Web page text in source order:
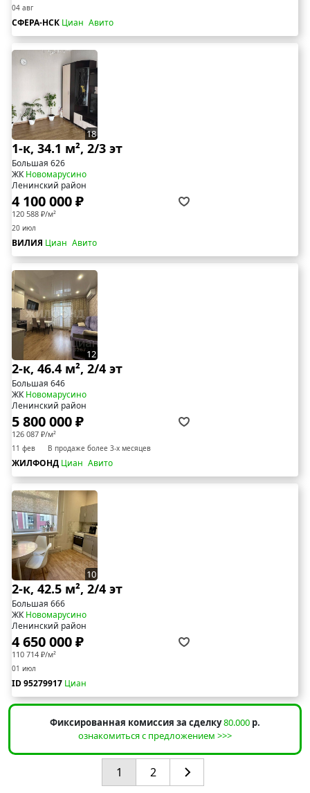
04 авг
СФЕРА-НСК Циан Авито
18
1-к, 34.1 м², 2/3 эт
Большая 626
ЖКНовомарусино
Ленинский район
4 100 000 ₽
120 588 ₽/м²
20 июл
ВИЛИЯ Циан Авито
12
2-к, 46.4 м², 2/4 эт
Большая 646
ЖКНовомарусино
Ленинский район
5 800 000 ₽
126 087 ₽/м²
11 фев В продаже более 3-х месяцев
ЖИЛФОНД Циан Авито
10
2-к, 42.5 м², 2/4 эт
Большая 666
ЖКНовомарусино
Ленинский район
4 650 000 ₽
110 714 ₽/м²
01 июл
ID 95279917 Циан
Фиксированная комиссия за сделку80.000 р.
ознакомиться с предложением >>>
1 2